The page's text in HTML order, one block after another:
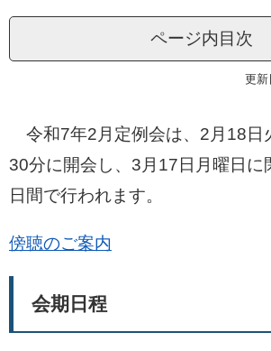
ページ内目次
更新
令和7年2月定例会は、2月18日
30分に開会し、3月17日月曜日に
日間で行われます。
傍聴のご案内
会期日程